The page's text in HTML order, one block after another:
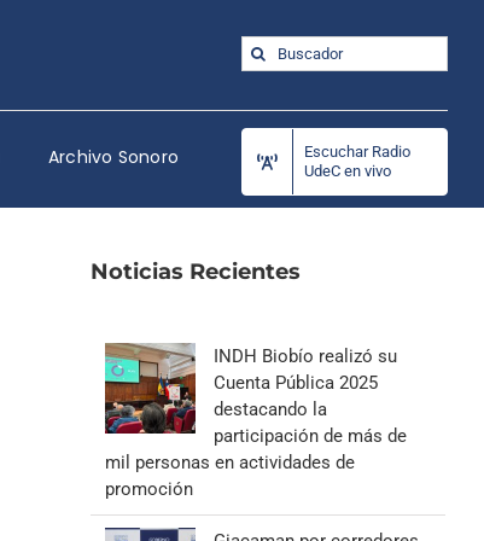
Buscar:
Archivo Sonoro
Escuchar Radio
UdeC en vivo
Noticias Recientes
INDH Biobío realizó su
Cuenta Pública 2025
destacando la
participación de más de
mil personas en actividades de
promoción